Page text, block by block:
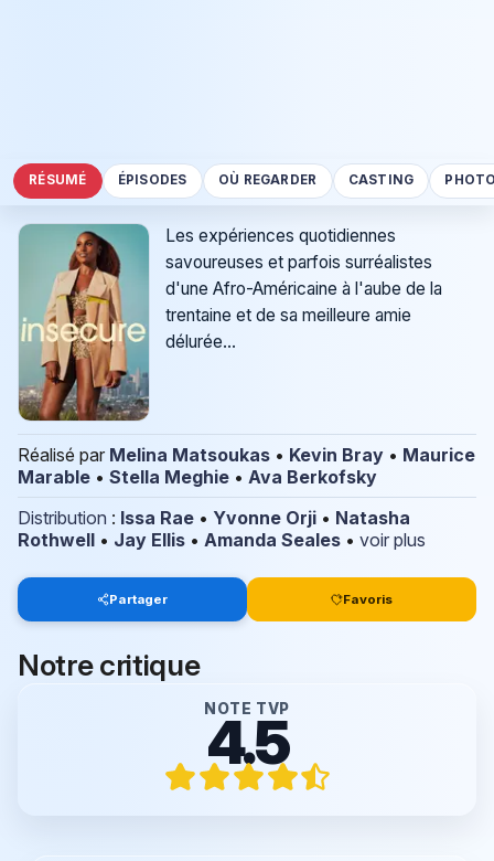
RÉSUMÉ ÉPISODES OÙ REGARDER CASTING
Les expériences quotidiennes
savoureuses et parfois surréalistes
d'une Afro-Américaine à l'aube de la
trentaine et de sa meilleure amie
délurée...
Réalisé par Melina Matsoukas • Kevin Bray • Maurice
Marable • Stella Meghie • Ava Berkofsky
Distribution : Issa Rae • Yvonne Orji • Natasha
Rothwell • Jay Ellis • Amanda Seales • voir plus
Partager Favoris
Notre critique
NOTE TVP
4.5